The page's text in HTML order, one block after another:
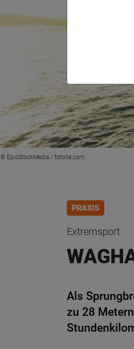
© EpicStockMedia / fotolia.com
PRAXIS
Extremsport
Als
zu 28